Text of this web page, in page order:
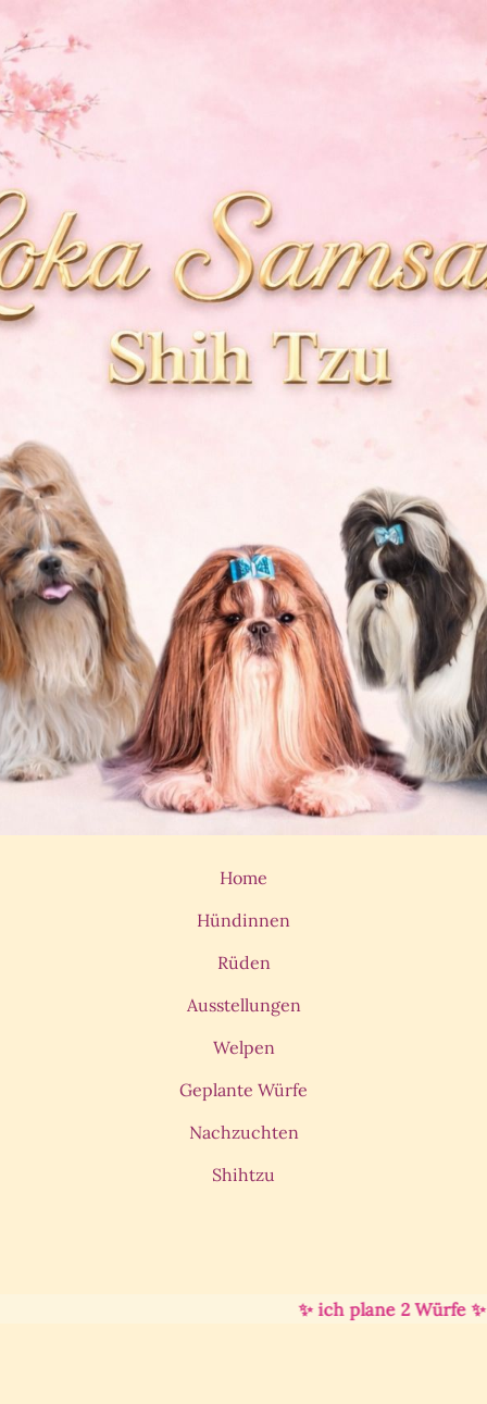
Home
Hündinnen
Rüden
Ausstellungen
Welpen
Geplante Würfe
Nachzuchten
Shihtzu
✨ ich plane 2 Würfe ✨